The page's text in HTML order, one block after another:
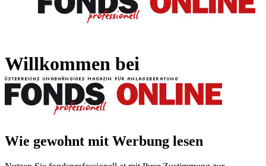
Willkommen bei
Wie gewohnt mit Werbung lesen